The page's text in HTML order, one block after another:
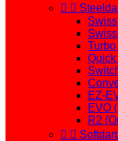
 
EZ-
EVO
R2
 